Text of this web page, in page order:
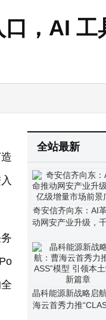
，AI 工
全站最新
奇安信齐向东：AI
动网安产业升级，千
晶科能源新战略启
海云首秀力推